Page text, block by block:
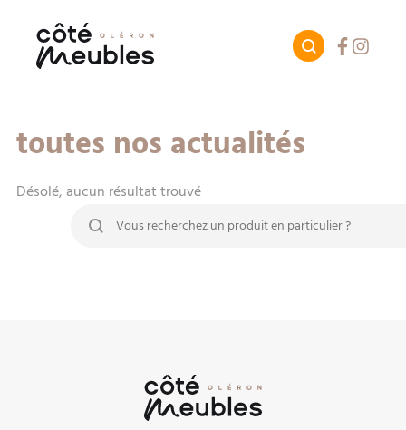
Facebook
toutes nos actualités
Désolé, aucun résultat trouvé
Rechercher :